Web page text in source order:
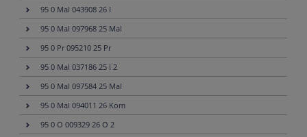
95 0 Mal 043908 26 I
95 0 Mal 097968 25 Mal
95 0 Pr 095210 25 Pr
95 0 Mal 037186 25 I 2
95 0 Mal 097584 25 Mal
95 0 Mal 094011 26 Kom
95 0 O 009329 26 O 2